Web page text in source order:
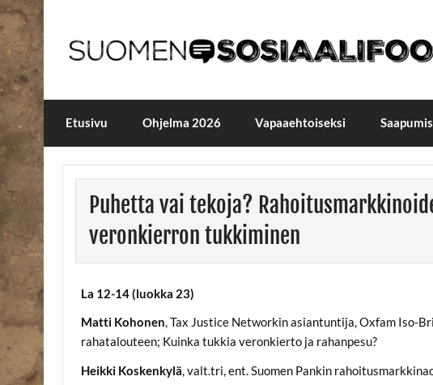
Skip
to
content
Maailmanparannuspäivät /
Maailmanparannuspäivät Lapinlahden Lähteellä,
Etusivu Ohjelma 2026 Vapaaehtoiseksi
Puhetta vai tekoja?
veronkierron tukkiminen
La 12-14 (luokka 23)
Matti Kohonen, Tax Justice Networkin asiantuntija, Oxfam Iso-
rahatalouteen; Kuinka tukkia veronkierto ja rahanpesu?
Heikki Koskenkylä, valt.tri, ent. Suomen Pankin